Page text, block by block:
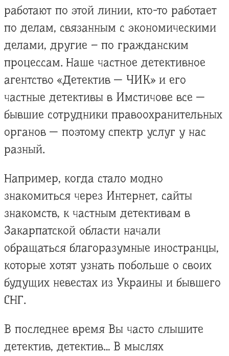
работают по этой линии, кто-то работает
по делам, связанным с экономическими
делами, другие – по гражданским
процессам. Наше частное детективное
агентство «Детектив — ЧИК» и его
частные детективы в Имстичове все —
бывшие сотрудники правоохранительных
органов — поэтому спектр услуг у нас
разный.
Например, когда стало модно
знакомиться через Интернет, сайты
знакомств, к частным детективам в
Закарпатской области начали
обращаться благоразумные иностранцы,
которые хотят узнать побольше о своих
будущих невестах из Украины и бывшего
СНГ.
В последнее время Вы часто слышите
детектив, детектив… В мыслях